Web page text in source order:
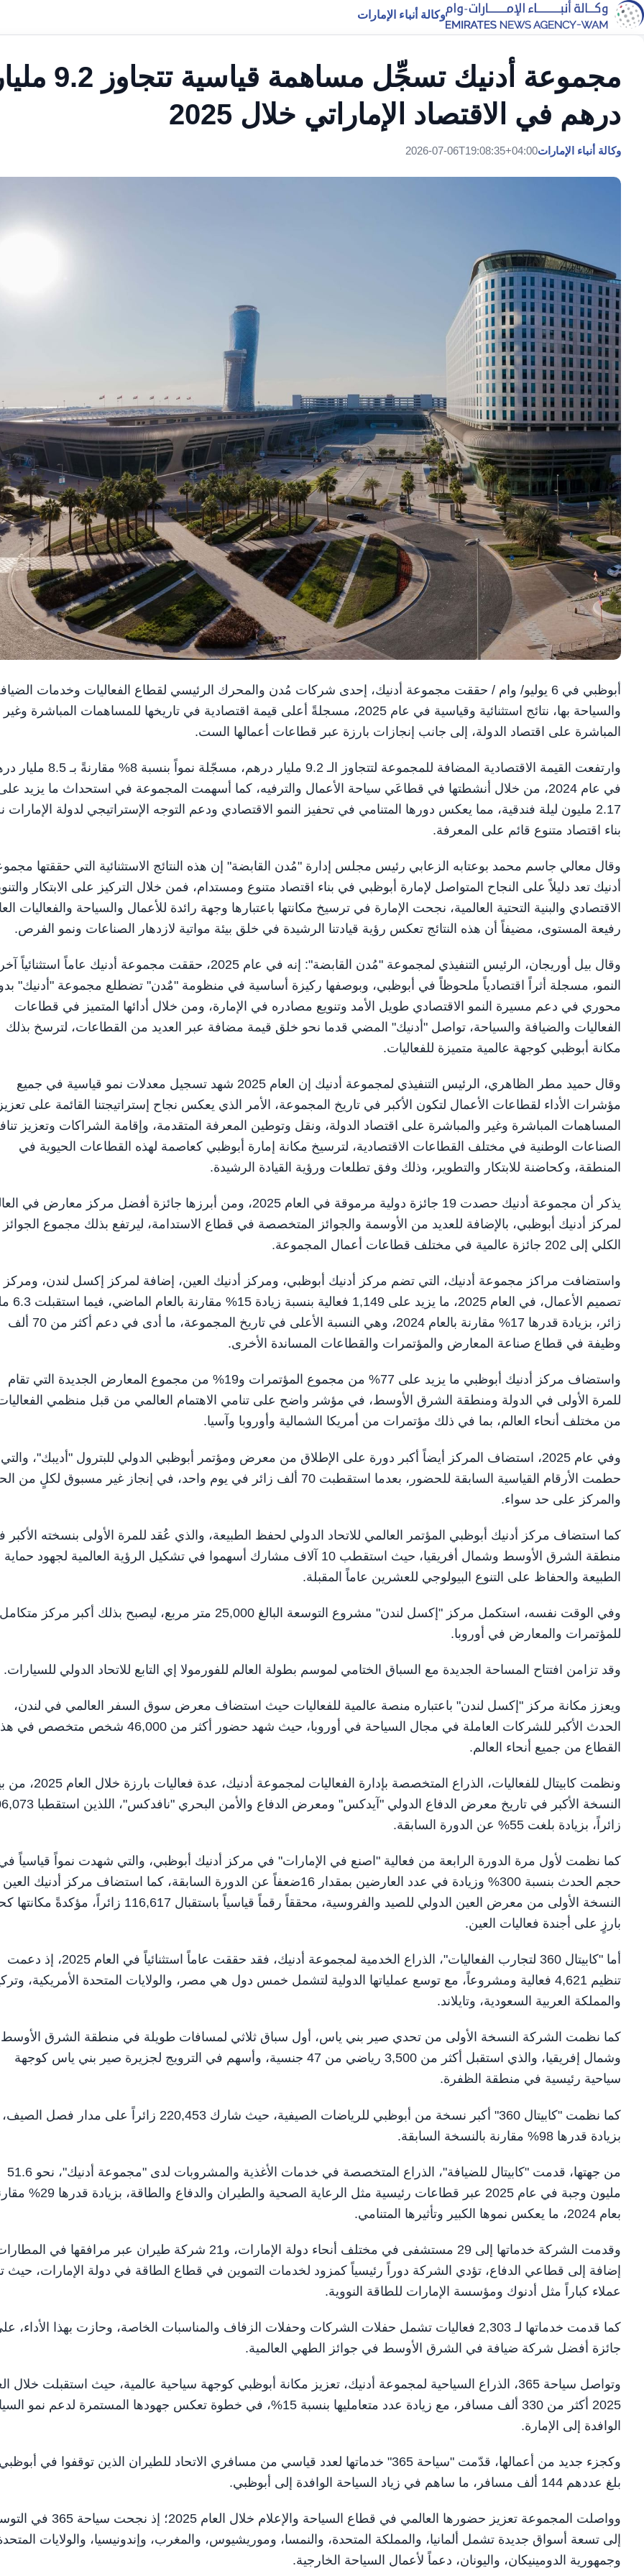
وكالة أنباء الإمارات
مجموعة أدنيك تسجِّل مساهمة قياسية تتجاوز 9.2 مليار
درهم في الاقتصاد الإماراتي خلال 2025
وكالة أنباء الإمارات2026-07-06T19:08:35+04:00
أبوظبي في 6 يوليو/ وام / حققت مجموعة أدنيك، إحدى شركات مُدن والمحرك الرئيسي لقطاع الفعاليات وخدمات
والسياحة بها، نتائج استثنائية وقياسية في عام 2025، مسجلةً أعلى قيمة اقتصادية في تاريخها للمساهمات المباشرة وغير
المباشرة على اقتصاد الدولة، إلى جانب إنجازات بارزة عبر قطاعات أعمالها الست.
وارتفعت القيمة الاقتصادية المضافة للمجموعة لتتجاوز الـ 9.2 مليار درهم، مسجّلة نمواً
في عام 2024، من خلال أنشطتها في قطاعَي سياحة الأعمال والترفيه، كما أسهمت المجموعة في استحداث ما يزيد
2.17 مليون ليلة فندقية، مما يعكس دورها المتنامي في تحفيز النمو الاقتصادي ودعم التوجه الإستراتيجي لدولة الإمارات
بناء اقتصاد متنوع قائم على المعرفة.
وقال معالي جاسم محمد بوعتابه الزعابي رئيس مجلس إدارة "مُدن القابضة" إن هذه النتائج الاستثنائية التي حققتها
أدنيك تعد دليلاً على النجاح المتواصل لإمارة أبوظبي في بناء اقتصاد متنوع ومستدام، فمن خلال التركيز على الابتكار
الاقتصادي والبنية التحتية العالمية، نجحت الإمارة في ترسيخ مكانتها باعتبارها وجهة رائدة للأعمال والسياحة والفعاليات
رفيعة المستوى، مضيفاً أن هذه النتائج تعكس رؤية قيادتنا الرشيدة في خلق بيئة مواتية لازدهار الصناعات ونمو الفرص.
وقال بيل أوريجان، الرئيس التنفيذي لمجموعة "مُدن القابضة": إنه في عام 2025، حققت مجموعة أدنيك عاماً
النمو، مسجلة أثراً اقتصادياً ملحوظاً في أبوظبي، وبوصفها ركيزة أساسية في منظومة "مٌدن" تضطلع مجموعة "أدنيك"
محوري في دعم مسيرة النمو الاقتصادي طويل الأمد وتنويع مصادره في الإمارة، ومن خلال أدائها المتميز في قطاعات
الفعاليات والضيافة والسياحة، تواصل "أدنيك" المضي قدما نحو خلق قيمة مضافة عبر العديد من القطاعات، لترسخ بذلك
مكانة أبوظبي كوجهة عالمية متميزة للفعاليات.
وقال حميد مطر الظاهري، الرئيس التنفيذي لمجموعة أدنيك إن العام 2025 شهد تسجيل معدلات نمو قياسية في جميع
مؤشرات الأداء لقطاعات الأعمال لتكون الأكبر في تاريخ المجموعة، الأمر الذي يعكس نجاح إستراتيجتنا القائمة على تعزيز
المساهمات المباشرة وغير والمباشرة على اقتصاد الدولة، ونقل وتوطين المعرفة المتقدمة، وإقامة الشراكات وتعزيز
الصناعات الوطنية في مختلف القطاعات الاقتصادية، لترسيخ مكانة إمارة أبوظبي كعاصمة لهذه القطاعات الحيوية في
المنطقة، وكحاضنة للابتكار والتطوير، وذلك وفق تطلعات ورؤية القيادة الرشيدة.
يذكر أن مجموعة أدنيك حصدت 19 جائزة دولية مرموقة في العام 2025، ومن أبرزها جائزة أفضل مركز معارض في
لمركز أدنيك أبوظبي، بالإضافة للعديد من الأوسمة والجوائز المتخصصة في قطاع الاستدامة، ليرتفع بذلك مجموع الجوائز
الكلي إلى 202 جائزة عالمية في مختلف قطاعات أعمال المجموعة.
واستضافت مراكز مجموعة أدنيك، التي تضم مركز أدنيك أبوظبي، ومركز أدنيك العين، إضافة لمركز إكسل لندن، ومركز
تصميم الأعمال، في العام
زائر، بزيادة قدرها 17% مقارنة بالعام 2024، وهي النسبة الأعلى في تاريخ المجموعة، ما أدى في دعم أكثر من 70 ألف
وظيفة في قطاع صناعة المعارض والمؤتمرات والقطاعات المساندة الأخرى.
واستضاف مركز أدنيك أبوظبي ما يزيد على 77% من مجموع المؤتمرات و19% من مجموع المعارض الجديدة التي تقام
للمرة الأولى في الدولة ومنطقة الشرق الأوسط، في مؤشر واضح على تنامي الاهتمام العالمي من قبل منظمي
من مختلف أنحاء العالم، بما في ذلك مؤتمرات من أمريكا الشمالية وأوروبا وآسيا.
وفي عام 2025، استضاف المركز أيضاً أكبر دورة على الإطلاق من معرض ومؤتمر أبوظبي الدولي للبترول "أديبك"، والتي
حطمت الأرقام القياسية السابقة للحضور، بعدما استقطبت 70 ألف زائر في يوم واحد، في إنجاز غير مسبوق لكلٍ
والمركز على حد سواء.
كما استضاف مركز أدنيك أبوظبي المؤتمر العالمي للاتحاد الدولي لحفظ الطبيعة، والذي عُقد للمرة الأولى بنسخته الأكبر
منطقة الشرق الأوسط وشمال أفريقيا، حيث استقطب 10 آلاف مشارك أسهموا في تشكيل الرؤية العالمية لجهود حماية
الطبيعة والحفاظ على التنوع البيولوجي للعشرين عاماً المقبلة.
وفي الوقت نفسه، استكمل مركز "إكسل لندن" مشروع التوسعة البالغ 25,000 متر مربع، ليصبح بذلك أكبر مركز متكامل
للمؤتمرات والمعارض في أوروبا.
وقد تزامن افتتاح المساحة الجديدة مع السباق الختامي لموسم بطولة العالم للفورمولا إي التابع للاتحاد الدولي للسيارات.
ويعزز مكانة مركز "إكسل لندن" باعتباره منصة عالمية للفعاليات حيث استضاف معرض سوق السفر العالمي في لندن،
الحدث الأكبر للشركات العاملة في مجال السياحة في أوروبا، حيث شهد حضور أكثر من 46,000 شخص متخصص في هذا
القطاع من جميع أنحاء العالم.
ونظمت كابيتال للفعاليات، الذراع المتخصصة بإدارة الفعاليات لمجموعة أدنيك،
النسخة الأكبر في تاريخ معرض الدفاع الدولي "آيدكس" ومعرض الدفاع والأمن
زائراً، بزيادة بلغت 55% عن الدورة السابقة.
كما نظمت لأول مرة الدورة الرابعة من فعالية "اصنع في الإمارات" في مركز أدنيك أبوظبي، والتي شهدت نمواً قياسياً
حجم الحدث بنسبة 300% وزيادة في عدد العارضين بمقدار 16ضعفاً عن الدورة السابقة، كما استضاف مركز أدنيك العين
النسخة الأولى من معرض العين الدولي للصيد والفروسية، محققاً رقماً قياسياً باستقبال 116,617 زائراً،
بارزٍ على أجندة فعاليات العين.
أما "كابيتال 360 لتجارب الفعاليات"، الذراع الخدمية لمجموعة أدنيك، فقد حققت عاماً استثنائياً في العام 2025، إذ دعمت
تنظيم 4,621 فعالية ومشروعاً، مع توسع عملياتها الدولية لتشمل خمس دول هي مصر، والولايات المتحدة الأمريكية،
والمملكة العربية السعودية، وتايلاند.
كما نظمت الشركة النسخة الأولى من تحدي صير بني ياس، أول سباق ثلاثي لمسافات طويلة في منطقة الشرق الأوسط
وشمال إفريقيا، والذي استقبل أكثر من 3,500 رياضي من 47 جنسية، وأسهم في الترويج لجزيرة صير بني ياس كوجهة
سياحية رئيسية في منطقة الظفرة.
كما نظمت "كابيتال 360" أكبر نسخة من أبوظبي للرياضات الصيفية، حيث شارك 220,453 زائراً على مدار فصل الصيف،
بزيادة قدرها 98% مقارنة بالنسخة السابقة.
من جهتها، قدمت "كابيتال للضيافة"، الذراع المتخصصة في خدمات الأغذية والمشروبات لدى "مجموعة أدنيك"، نحو 51.6
مليون وجبة في عام 2025 عبر قطاعات رئيسية مثل الرعاية الصحية والطيران والدفاع
بعام 2024، ما يعكس نموها الكبير وتأثيرها المتنامي.
وقدمت الشركة خدماتها إلى 29 مستشفى في مختلف أنحاء دولة الإمارات، و21 شركة طيران عبر مرافقها في
إضافة إلى قطاعي الدفاع، تؤدي الشركة دوراً رئيسياً كمزود لخدمات التموين في قطاع الطاقة في دولة الإمارات، حيث
عملاء كباراً مثل أدنوك ومؤسسة الإمارات للطاقة النووية.
كما قدمت خدماتها لـ 2,303 فعاليات تشمل حفلات الشركات وحفلات الزفاف والمناسبات الخاصة، وحازت بهذا الأداء،
جائزة أفضل شركة ضيافة في الشرق الأوسط في جوائز الطهي العالمية.
وتواصل سياحة 365، الذراع السياحية لمجموعة أدنيك، تعزيز مكانة أبوظبي كوجهة سياحية عالمية، حيث استقبلت خلال
2025 أكثر من 330 ألف مسافر، مع زيادة عدد متعامليها بنسبة 15%، في خطوة تعكس جهودها المستمرة لدعم نمو
الوافدة إلى الإمارة.
وكجزء جديد من أعمالها، قدّمت "سياحة 365" خدماتها لعدد قياسي من مسافري الاتحاد للطيران الذين توقفوا في
بلغ عددهم 144 ألف مسافر، ما ساهم في زياد السياحة الوافدة إلى أبوظبي.
وواصلت المجموعة تعزيز حضورها العالمي في قطاع السياحة والإعلام خلال العام 2025؛ إذ نجحت
إلى تسعة أسواق جديدة تشمل ألمانيا، والمملكة المتحدة، والنمسا، وموريشيوس، والمغرب، وإندونيسيا، والولايات
وجمهورية الدومينيكان، واليونان، دعماً لأعمال السياحة الخارجية.